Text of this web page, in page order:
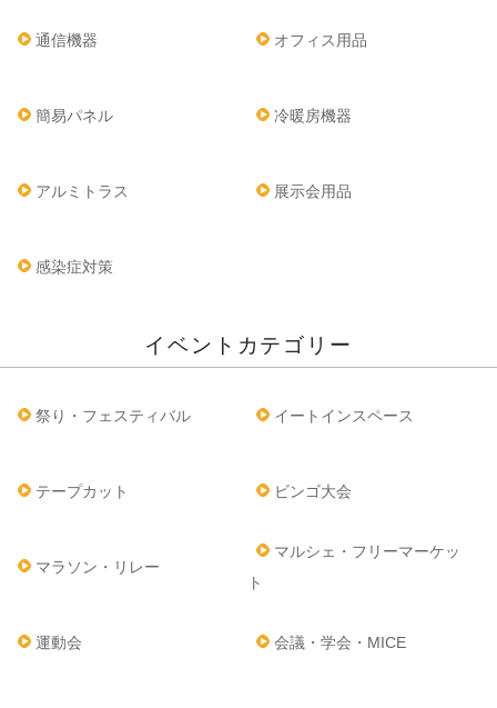
通信機器 オフィス用品
簡易パネル 冷暖房機器
アルミトラス 展示会用品
感染症対策
イベントカテゴリー
祭り・フェスティバル イートインスペース
テープカット ビンゴ大会
マラソン・リレー
マルシェ・フリーマーケッ
ト
運動会 会議・学会・MICE